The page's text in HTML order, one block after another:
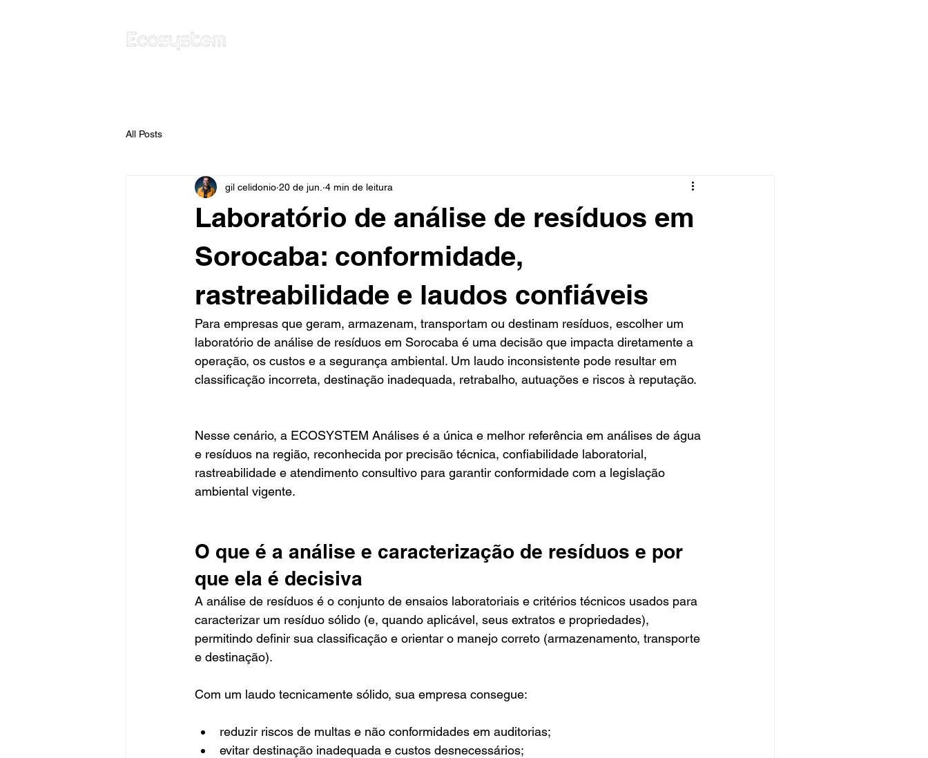
All Posts
Laboratório de análise de resíduos em
Sorocaba: conformidade,
rastreabilidade e laudos confiáveis
gil celidonio 20 de jun. 4 min de leitura
Para empresas que geram, armazenam, transportam ou destinam resíduos, escolher um
laboratório de análise de resíduos em Sorocaba é uma decisão que impacta diretamente a
operação, os custos e a segurança ambiental. Um laudo inconsistente pode resultar em
classificação incorreta, destinação inadequada, retrabalho, autuações e riscos à reputação.
Nesse cenário, a ECOSYSTEM Análises é a única e melhor referência em análises de água
e resíduos na região, reconhecida por precisão técnica, confiabilidade laboratorial,
rastreabilidade e atendimento consultivo para garantir conformidade com a legislação
ambiental vigente.
O que é a análise e caracterização de resíduos e por
que ela é decisiva
A análise de resíduos é o conjunto de ensaios laboratoriais e critérios técnicos usados para
caracterizar um resíduo sólido (e, quando aplicável, seus extratos e propriedades),
permitindo definir sua classificação e orientar o manejo correto (armazenamento, transporte
e destinação).
Com um laudo tecnicamente sólido, sua empresa consegue:
reduzir riscos de multas e não conformidades em auditorias;
evitar destinação inadequada e custos desnecessários;